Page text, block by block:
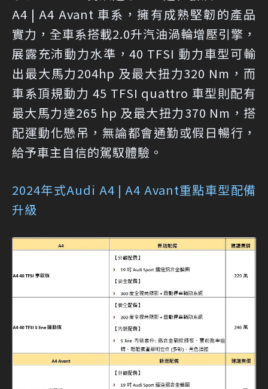
A4 | A4 Avant 車系，擁有成熟堅韌的產品
實力，全車系搭載2.0升汽油渦輪增壓引擎，
展露充沛動力水準，40 TFSI 動力車型可輸
出最大馬力204hp 及最大扭力320 Nm，而
車系頂規動力 45 TFSI quattro 車型則配有
最大馬力達265 hp 及最大扭力370 Nm，搭
配運動化懸吊，無論都會通勤或假日暢行，
給予車主自信的駕馭體驗。
2024年式Audi A4 | A4 Avant重點車型配備
升級